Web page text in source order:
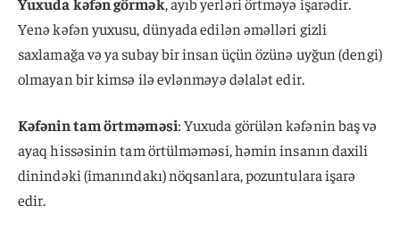
Yenə kəfən yuxusu, dünyada edilən əməlləri gizli
saxlamağa və ya subay bir insan üçün özünə uyğun (dengi)
olmayan bir kimsə ilə evlənməyə dəlalət edir.
Kəfənin tam örtməməsi: Yuxuda görülən kəfənin baş və
ayaq hissəsinin tam örtülməməsi, həmin insanın daxili
dinindəki (imanındakı) nöqsanlara, pozuntulara işarə
edir.